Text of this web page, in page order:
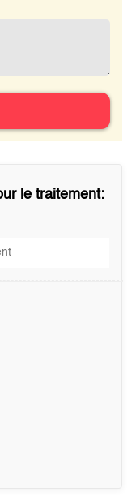
le traitement: